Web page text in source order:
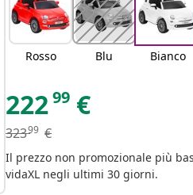
Rosso Blu Bianco
22299 €
32399 €
Il prezzo non promozionale più
vidaXL negli ultimi 30 giorni.